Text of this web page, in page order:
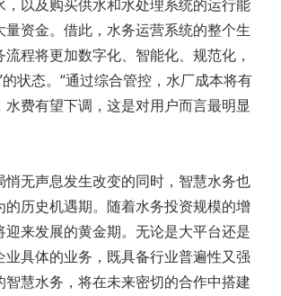
，以及购买供水和水处理系统的运行能
量资金。借此，水务运营系统的整个生
程将更加数字化、智能化、规范化，
的状态。“通过综合管控，水厂成本将有
水费有望下调，这是对用户而言最明显
悄无声息发生改变的同时，智慧水务也
的历史机遇期。随着水务投资规模的增
迎来发展的黄金期。无论是大平台还是
业具体的业务，既具备行业普遍性又强
智慧水务，将在未来密切的合作中搭建